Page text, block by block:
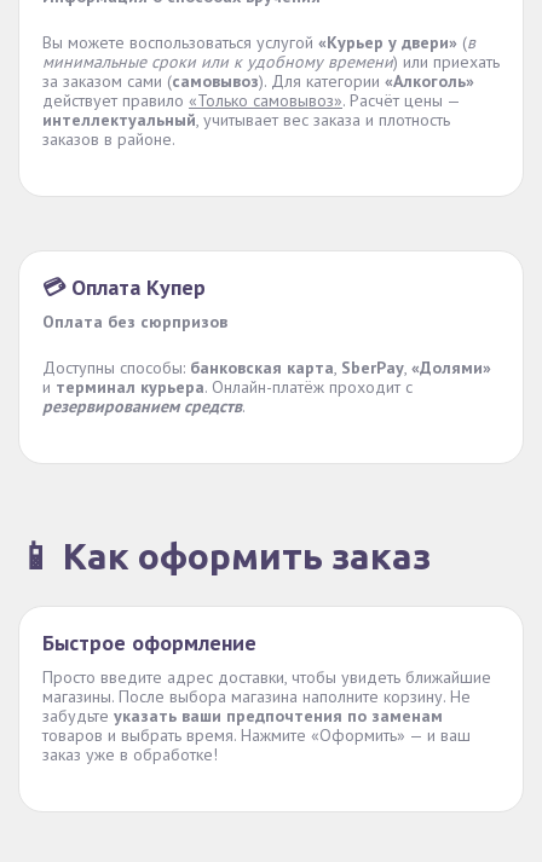
Вы можете воспользоваться услугой «Курьер у двери» (в
минимальные сроки или к удобному времени) или приехать
за заказом сами (самовывоз). Для категории «Алкоголь»
действует правило «Только самовывоз». Расчёт цены —
интеллектуальный, учитывает вес заказа и плотность
заказов в районе.
💳 Оплата Купер
Оплата без сюрпризов
Доступны способы: банковская карта, SberPay, «Долями»
и терминал курьера. Онлайн-платёж проходит с
резервированием средств.
📱 Как оформить заказ
Быстрое оформление
Просто введите адрес доставки, чтобы увидеть ближайшие
магазины. После выбора магазина наполните корзину. Не
забудьте указать ваши предпочтения по заменам
товаров и выбрать время. Нажмите «Оформить» — и ваш
заказ уже в обработке!